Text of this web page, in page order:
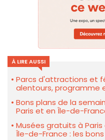
À LIRE AUSSI
Parcs d'attractions et
alentours, programme
Bons plans de la
Paris et en Île-de-
Musées gratuits à
Île-de-France : les